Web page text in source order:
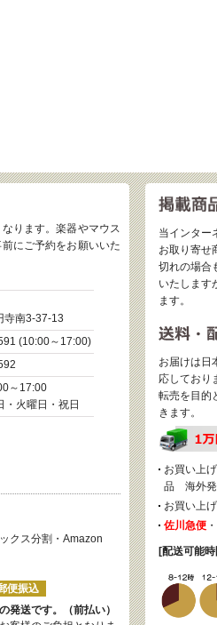
ります。楽器やマウス
にご予約をお願いいた
寺南3-37-13
(10:00～17:00)
～17:00
・火曜日・祝日
クス分割・Amazon
便振込
発送です。（前払い）
当インター
お取り寄せ
切れの場合
いたします
ます。
お届けは日
応しており
転売を目的
きます。
お買い上げ
品 海外発
お買い上
佐川急便 ・
[配送可能時